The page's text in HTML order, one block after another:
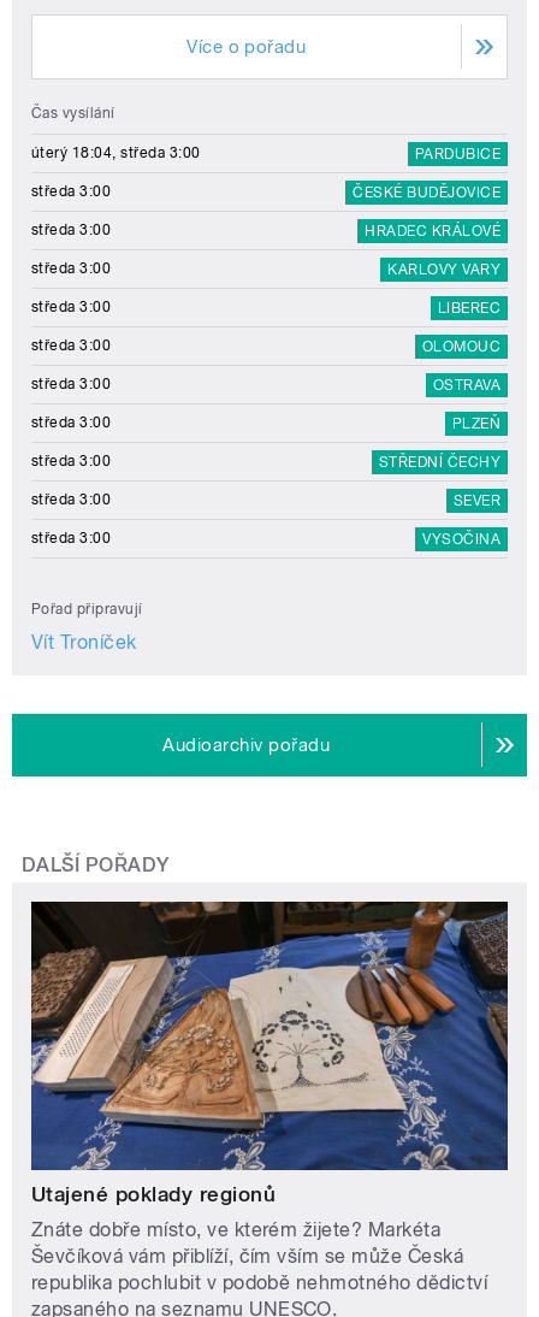
Více o pořadu
Čas vysílání
úterý 18:04, středa 3:00 PARDUBICE
středa 3:00 ČESKÉ BUDĚJOVICE
středa 3:00 HRADEC KRÁLOVÉ
středa 3:00 KARLOVY VARY
středa 3:00 LIBEREC
středa 3:00 OLOMOUC
středa 3:00 OSTRAVA
středa 3:00 PLZEŇ
středa 3:00 STŘEDNÍ ČECHY
středa 3:00 SEVER
středa 3:00 VYSOČINA
Pořad připravují
Vít Troníček
Audioarchiv pořadu
DALŠÍ POŘADY
Utajené poklady regionů
Znáte dobře místo, ve kterém žijete? Markéta
Ševčíková vám přiblíží, čím vším se může Česká
republika pochlubit v podobě nehmotného dědictví
zapsaného na seznamu UNESCO.